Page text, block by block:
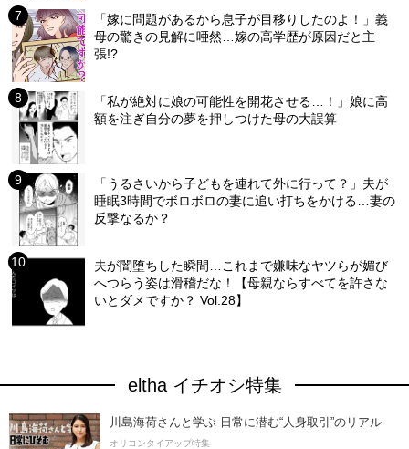
「嫁に問題があるから息子が目移りしたのよ！」義
母の驚きの見解に唖然…嫁の高学歴が原因だと主
張!?
「私が絶対に娘の可能性を開花させる…！」娘に高
額を注ぎ自分の夢を押しつけた母の大誤算
「うるさいから子どもを連れて外に行って？」夫が
睡眠3時間でボロボロの妻に追い打ちをかける…妻の
反撃なるか？
夫が闇堕ちした瞬間…これまで嫌味なヤツらが媚び
へつらう姿は滑稽だな！【母親ならすべてを許さな
いとダメですか？ Vol.28】
eltha イチオシ特集
川島海荷さんと学ぶ 日常に潜む“人身取引”のリアル
オリコンタイアップ特集